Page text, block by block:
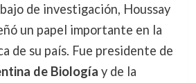
de investigación, Houssay
un papel importante en la
de su país. Fue presidente de
de Biología y de la